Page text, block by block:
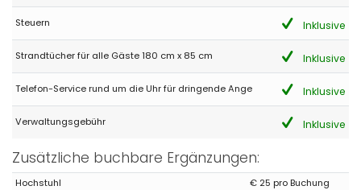
Steuern Inklusive
Strandtücher für alle Gäste 180 cm x 85 cm Inklusive
Telefon-Service rund um die Uhr für dringende Ange Inklusive
Verwaltungsgebühr Inklusive
Zusätzliche buchbare Ergänzungen:
Hochstuhl
€ 25 pro Buchung